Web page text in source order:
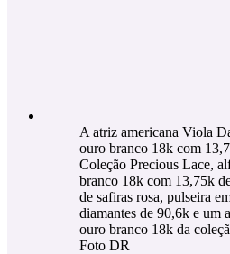
A atriz americana Viola
ouro branco 18k com
Coleção Precious Lace,
branco 18k com 13,75k
de safiras rosa, pulseira
diamantes de 90,6k e um
ouro branco 18k da
Foto DR